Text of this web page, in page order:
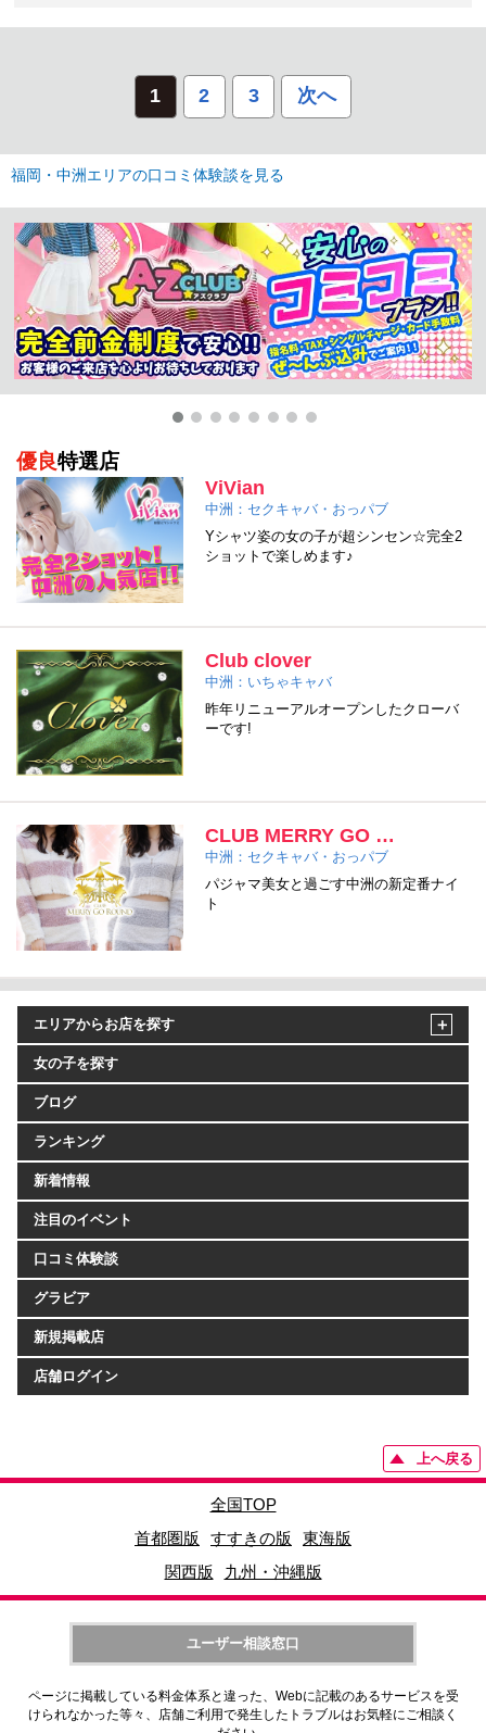
1 2 3 次へ
福岡・中洲エリアの口コミ体験談を見る
優良特選店
ViVian
中洲：セクキャバ・おっパブ
Yシャツ姿の女の子が超シンセン☆完全2
ショットで楽しめます♪
Club clover
中洲：いちゃキャバ
昨年リニューアルオープンしたクローバ
ーです!
CLUB MERRY GO …
中洲：セクキャバ・おっパブ
パジャマ美女と過ごす中洲の新定番ナイ
ト
エリアからお店を探す
女の子を探す
ブログ
ランキング
新着情報
注目のイベント
口コミ体験談
グラビア
新規掲載店
店舗ログイン
上へ戻る
全国TOP
首都圏版
すすきの版
東海版
関西版
九州・沖縄版
ユーザー相談窓口
ページに掲載している料金体系と違った、Webに記載のあるサービスを受
けられなかった等々、店舗ご利用で発生したトラブルはお気軽にご相談く